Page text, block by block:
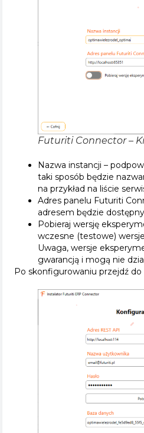
Futuriti Connector –
Nazwa instancji –
taki sposób będzie
na przykład na liście
Adres panelu Futuriti
adresem będzie
Pobieraj wersję
wczesne (testowe)
Uwaga, wersje
gwarancją i mogą nie
Po skonfigurowaniu przejdź